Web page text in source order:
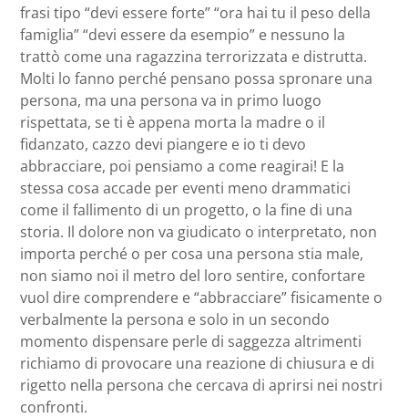
frasi tipo “devi essere forte” “ora hai tu il peso della
famiglia” “devi essere da esempio” e nessuno la
trattò come una ragazzina terrorizzata e distrutta.
Molti lo fanno perché pensano possa spronare una
persona, ma una persona va in primo luogo
rispettata, se ti è appena morta la madre o il
fidanzato, cazzo devi piangere e io ti devo
abbracciare, poi pensiamo a come reagirai! E la
stessa cosa accade per eventi meno drammatici
come il fallimento di un progetto, o la fine di una
storia. Il dolore non va giudicato o interpretato, non
importa perché o per cosa una persona stia male,
non siamo noi il metro del loro sentire, confortare
vuol dire comprendere e “abbracciare” fisicamente o
verbalmente la persona e solo in un secondo
momento dispensare perle di saggezza altrimenti
richiamo di provocare una reazione di chiusura e di
rigetto nella persona che cercava di aprirsi nei nostri
confronti.